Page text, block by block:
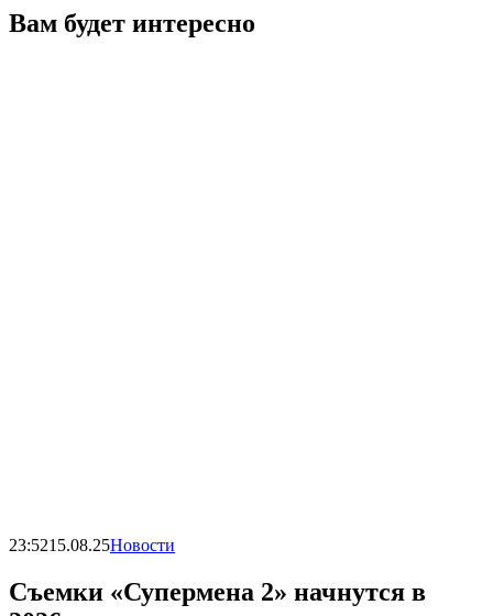
Вам будет интересно
23:5215.08.25Новости
Съемки «Супермена 2» начнутся в